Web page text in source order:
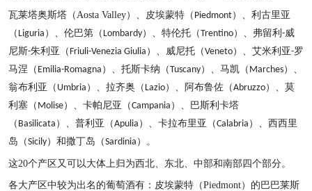
瓦莱塔奥斯塔（ Aosta Valley）、皮埃蒙特（ Piedmont）、利古里亚
（ Liguria ）、伦巴第（ Lombardy）、特伦托（Trentino）、弗留利 -威
尼斯-朱利亚（ Friuli-Venezia Giulia ）、威尼托（Veneto）、艾米利亚-罗
马涅（ Emilia-Romagna ）、托斯卡纳（Tuscany）、马凯（ Marches）、
翁布利亚（ Umbria ）、拉齐奥（ Lazio）、阿布鲁佐（Abruzzo）、莫
利塞（ Molise）、卡帕尼亚（Campania ）、巴斯利卡塔
（ Basilicata ）、普利亚（Apulia ）、卡拉布里亚（Calabria ）、西西里
岛（Sicily）和撒丁岛（Sardinia ）。
这20个产区又可以大体上归为西北、东北、中部和南部四个部分。
各大产区中较为出名的葡萄酒有：皮埃蒙特（Piedmont）的巴巴莱斯